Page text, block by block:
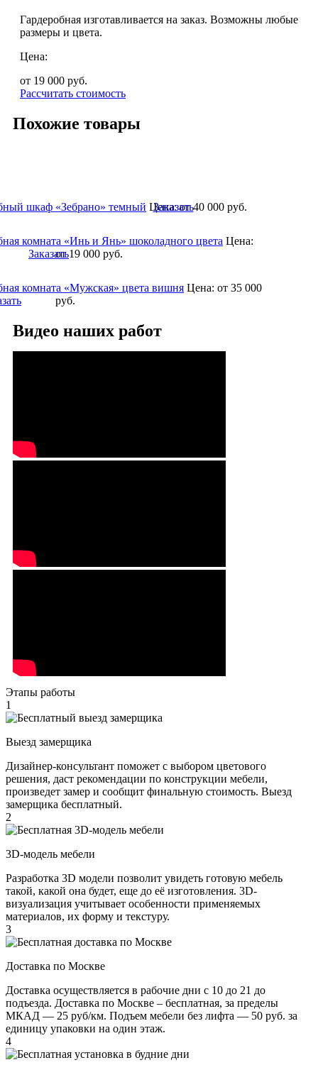
Гардеробная изготавливается на заказ. Возможны любые
размеры и цвета.
Цена:
от 19 000 руб.
Рассчитать стоимость
Похожие товары
шкаф «Зебрано» темный Цена:от 40 000 руб.
Заказать
комната «Инь и Янь» шоколадного цвета Цена:
от 19 000руб.
Заказать
комната «Мужская» цвета вишня Цена: от 35 000
руб.
Видео наших работ
Этапы работы
1
Выезд замерщика
Дизайнер-консультант поможет с выбором цветового
решения, даст рекомендации по конструкции мебели,
произведет замер и сообщит финальную стоимость. Выезд
замерщика бесплатный.
2
3D-модель мебели
Разработка 3D модели позволит увидеть готовую мебель
такой, какой она будет, еще до её изготовления. 3D-
визуализация учитывает особенности применяемых
материалов, их форму и текстуру.
3
Доставка по Москве
Доставка осуществляется в рабочие дни с 10 до 21 до
подъезда. Доставка по Москве – бесплатная, за пределы
МКАД — 25 руб/км. Подъем мебели без лифта — 50 руб. за
единицу упаковки на один этаж.
4